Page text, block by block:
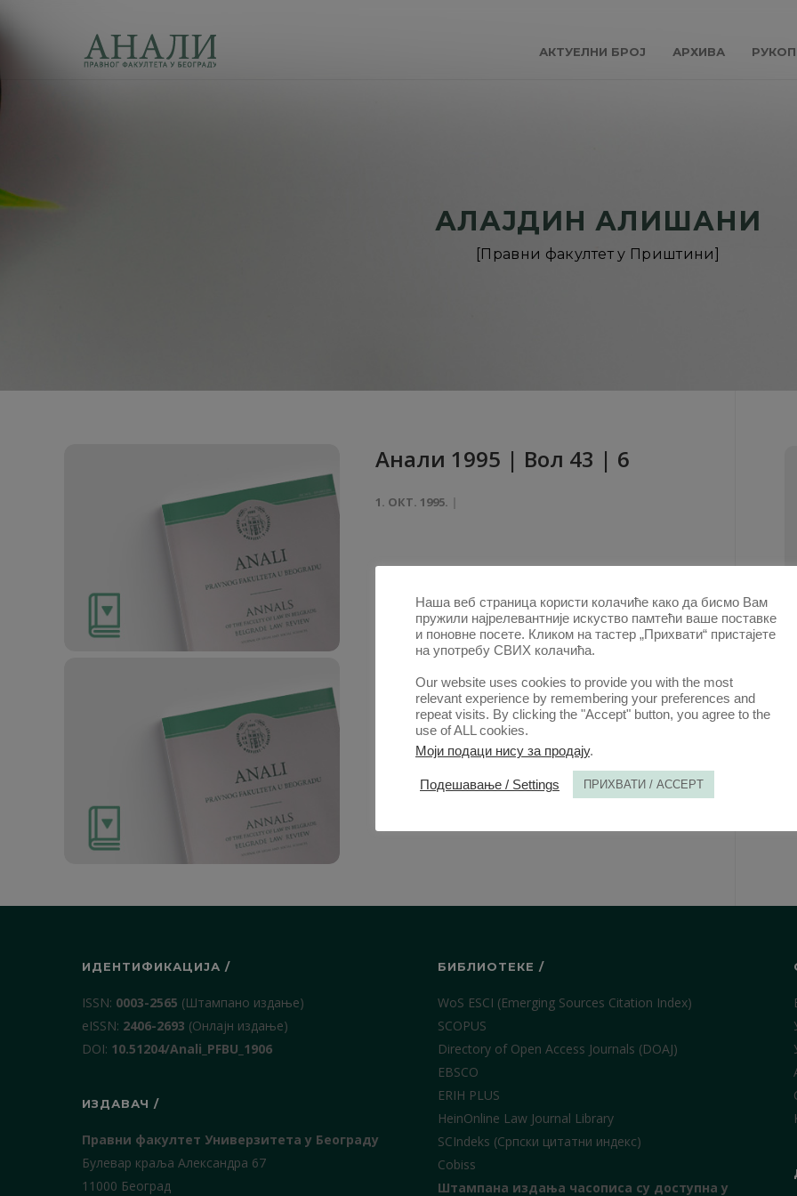
АКТУЕЛНИ БРОЈ АРХИВА
АЛАЈДИН АЛИШАНИ
[Правни факултет у Приштини]
Анaли 1995 | Вол 43 | 6
1. ОКТ. 1995.
Анaли 1990 | Вол 38 | 3
Радови овог аутора у овој свесци
КРИВИЦА — УСЛОВ ЗА РАСКИД УГОВОРА ЗБОГ
НЕИЗВРШЕЊА (PDF)
ИДЕНТИФИКАЦИЈА /
ISSN: 0003-2565 (Штампано издање)
еISSN: 2406-2693 (Онлајн издање)
DOI: 10.51204/Anali_PFBU_1906
ИЗДАВАЧ /
Правни факултет Универзитета у Београду
Булевар краља Александра 67
11000 Београд
БИБЛИОТЕКЕ /
WoS ESCI (Emerging Sources Citation Index)
SCOPUS
Directory of Open Access Journals (DOAJ)
EBSCO
ERIH PLUS
HeinOnline Law Journal Library
SCIndeks (Српски цитатни индекс)
Cobiss
Штампана издања часописа су доступна у
Наша веб страница користи колачиће како да бисмо Вам
пружили најрелевантније искуство памтећи ваше поставке
и поновне посете. Кликом на тастер „Прихвати“ пристајете
на употребу СВИХ колачића.
Our website uses cookies to provide you with the most
relevant experience by remembering your preferences and
repeat visits. By clicking the "Accept" button, you agree to the
use of ALL cookies.
Моји подаци нису за продају.
Подешавање / Settings ПРИХВАТИ / ACCEPT